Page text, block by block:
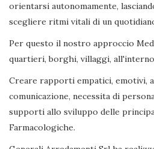
orientarsi autonomamente,
scegliere ritmi vitali di un
Per questo il nostro approccio
quartieri, borghi, villaggi,
Creare rapporti empatici, emotivi,
comunicazione, necessita di
supporti allo sviluppo delle
Farmacologiche.